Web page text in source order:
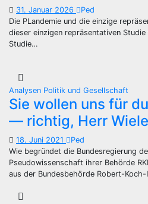
31. Januar 2026
Ped
Die PLandemie und die einzige
dieser einzigen repräsentativen
Studie…
Analysen Politik und Gesellschaft
Sie wollen uns für
— richtig, Herr
18. Juni 2021
Ped
Wie begründet die Bundesregierung
Pseudowissenschaft ihrer Behörde
aus der Bundesbehörde Robert-